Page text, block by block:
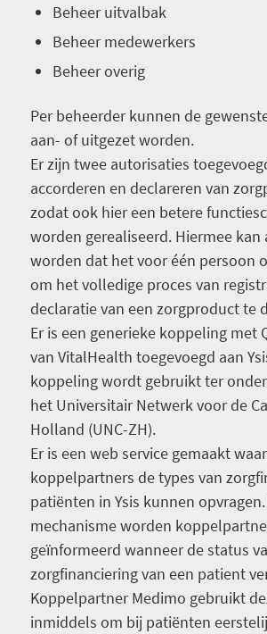
Beheer uitvalbak
Beheer medewerkers
Beheer overig
Per beheerder kunnen de
aan- of uitgezet worden.
Er zijn twee autorisaties
accorderen en declareren van
zodat ook hier een betere
worden gerealiseerd. Hiermee kan
worden dat het voor één persoon
om het volledige proces van
declaratie van een zorgproduct te
Er is een generieke koppeling met
van VitalHealth toegevoegd aan
koppeling wordt gebruikt ter
het Universitair Netwerk voor de
Holland (UNC-ZH).
Er is een web service gemaakt
koppelpartners de types van
patiënten in Ysis kunnen
mechanisme worden
geïnformeerd wanneer de status
zorgfinanciering van een patient
Koppelpartner Medimo gebruikt
inmiddels om bij patiënten